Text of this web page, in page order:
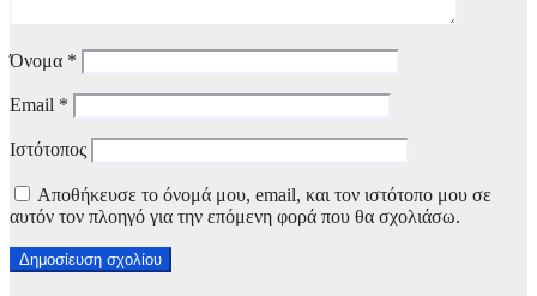
Όνομα *
Email *
Ιστότοπος
Αποθήκευσε το όνομά μου, email, και τον ιστότοπο μου σε
αυτόν τον πλοηγό για την επόμενη φορά που θα σχολιάσω.